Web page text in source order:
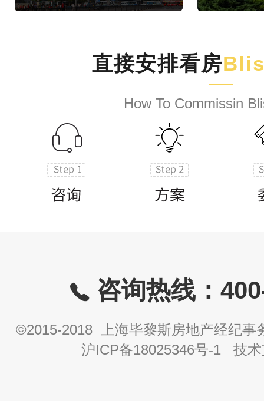
直接安排看房
How To Commissin
咨询热线：
©2015-2018 上海毕黎斯房地产经纪事
沪ICP备18025346号-1 技术